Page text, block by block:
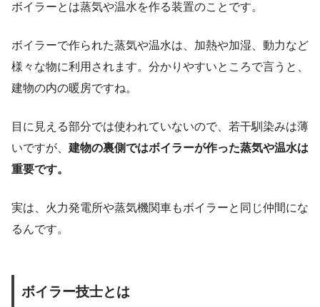
ボイラーとは蒸気や温水を作る装置のことです。
ボイラーで作られた蒸気や温水は、加熱や加湿、動力など
様々な物に利用されます。分かりやすいところで言うと、
建物の内の暖房ですね。
目に見える部分では使われていないので、若干馴染みは薄
いですが、 建物の裏側ではボイラーが作った蒸気や温水は
重要です。
実は、火力発電所や蒸気機関車もボイラーと同じ仲間にな
るんです。
ボイラー技士とは